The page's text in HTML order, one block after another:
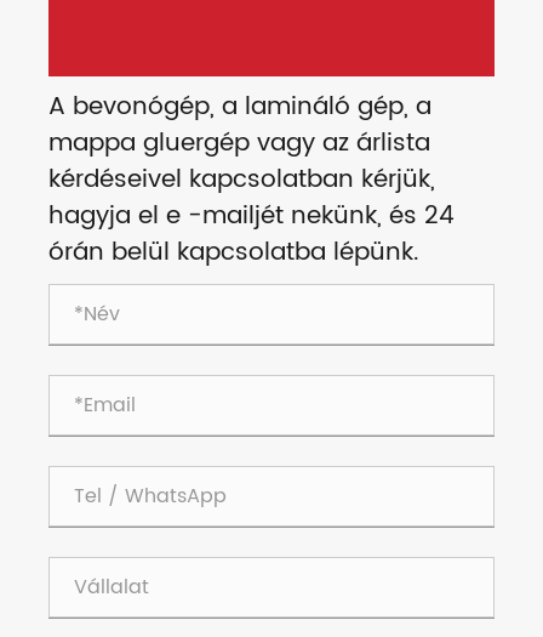
A bevonógép, a lamináló gép, a
mappa gluergép vagy az árlista
kérdéseivel kapcsolatban kérjük,
hagyja el e -mailjét nekünk, és 24
órán belül kapcsolatba lépünk.